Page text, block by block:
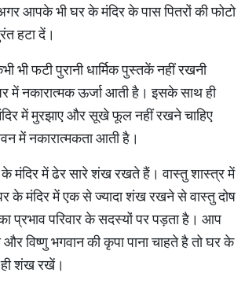
आपके भी घर के मंदिर के पास पितरों की फोटो
हटा दें।
भी फटी पुरानी धार्मिक पुस्तकें नहीं रखनी
में नकारात्मक ऊर्जा आती है। इसके साथ ही
में मुरझाए और सूखे फूल नहीं रखने चाहिए
में नकारात्मकता आती है।
मंदिर में ढेर सारे शंख रखते हैं। वास्तु शास्त्र में
के मंदिर में एक से ज्यादा शंख रखने से वास्तु दोष
प्रभाव परिवार के सदस्यों पर पड़ता है। आप
और विष्णु भगवान की कृपा पाना चाहते है तो घर के
शंख रखें।